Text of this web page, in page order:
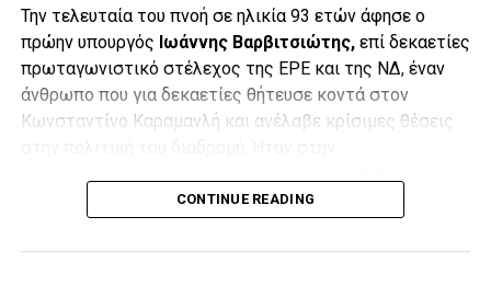
Έπειτα, με δάκρυα στα μάτια και λυγίζοντας πολλές φορές
από τη συγκίνηση,ο γιος του Μιλτιάδης Βαρβιτσιώτης
Την τελευταία του πνοή σε ηλικία 93 ετών άφησε ο
πρώην υπουργός Ιωάννης Βαρβιτσιώτης,επί δεκαετίες
πρωταγωνιστικό στέλεχος της ΕΡΕ και της ΝΔ, έναν
άνθρωπο που για δεκαετίες θήτευσε κοντά στον
Κωνσταντίνο Καραμανλή και ανέλαβε κρίσιμες θέσεις
από τους ελάχιστους εν ζωή προδικτατορικούς
CONTINUE READING